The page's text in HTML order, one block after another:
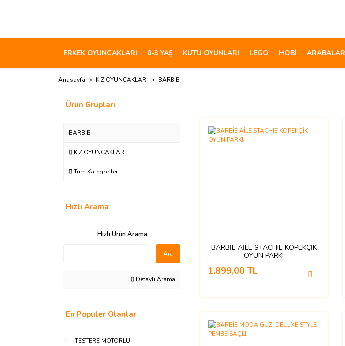
ERKEK OYUNCAKLARI 0-3 YAŞ KUTU OYUNLARI LEGO HOBİ ARABALAR
Anasayfa KIZ OYUNCAKLARI BARBİE
Ürün Grupları
BARBİE
KIZ OYUNCAKLARI
Tüm Kategoriler
Hızlı Arama
Hızlı Ürün Arama
Ara
Detaylı Arama
En Populer Olanlar
TESTERE MOTORLU
BARBİE AİLE STACHIE KOPEKÇİK
OYUN PARKI
1.899,00 TL